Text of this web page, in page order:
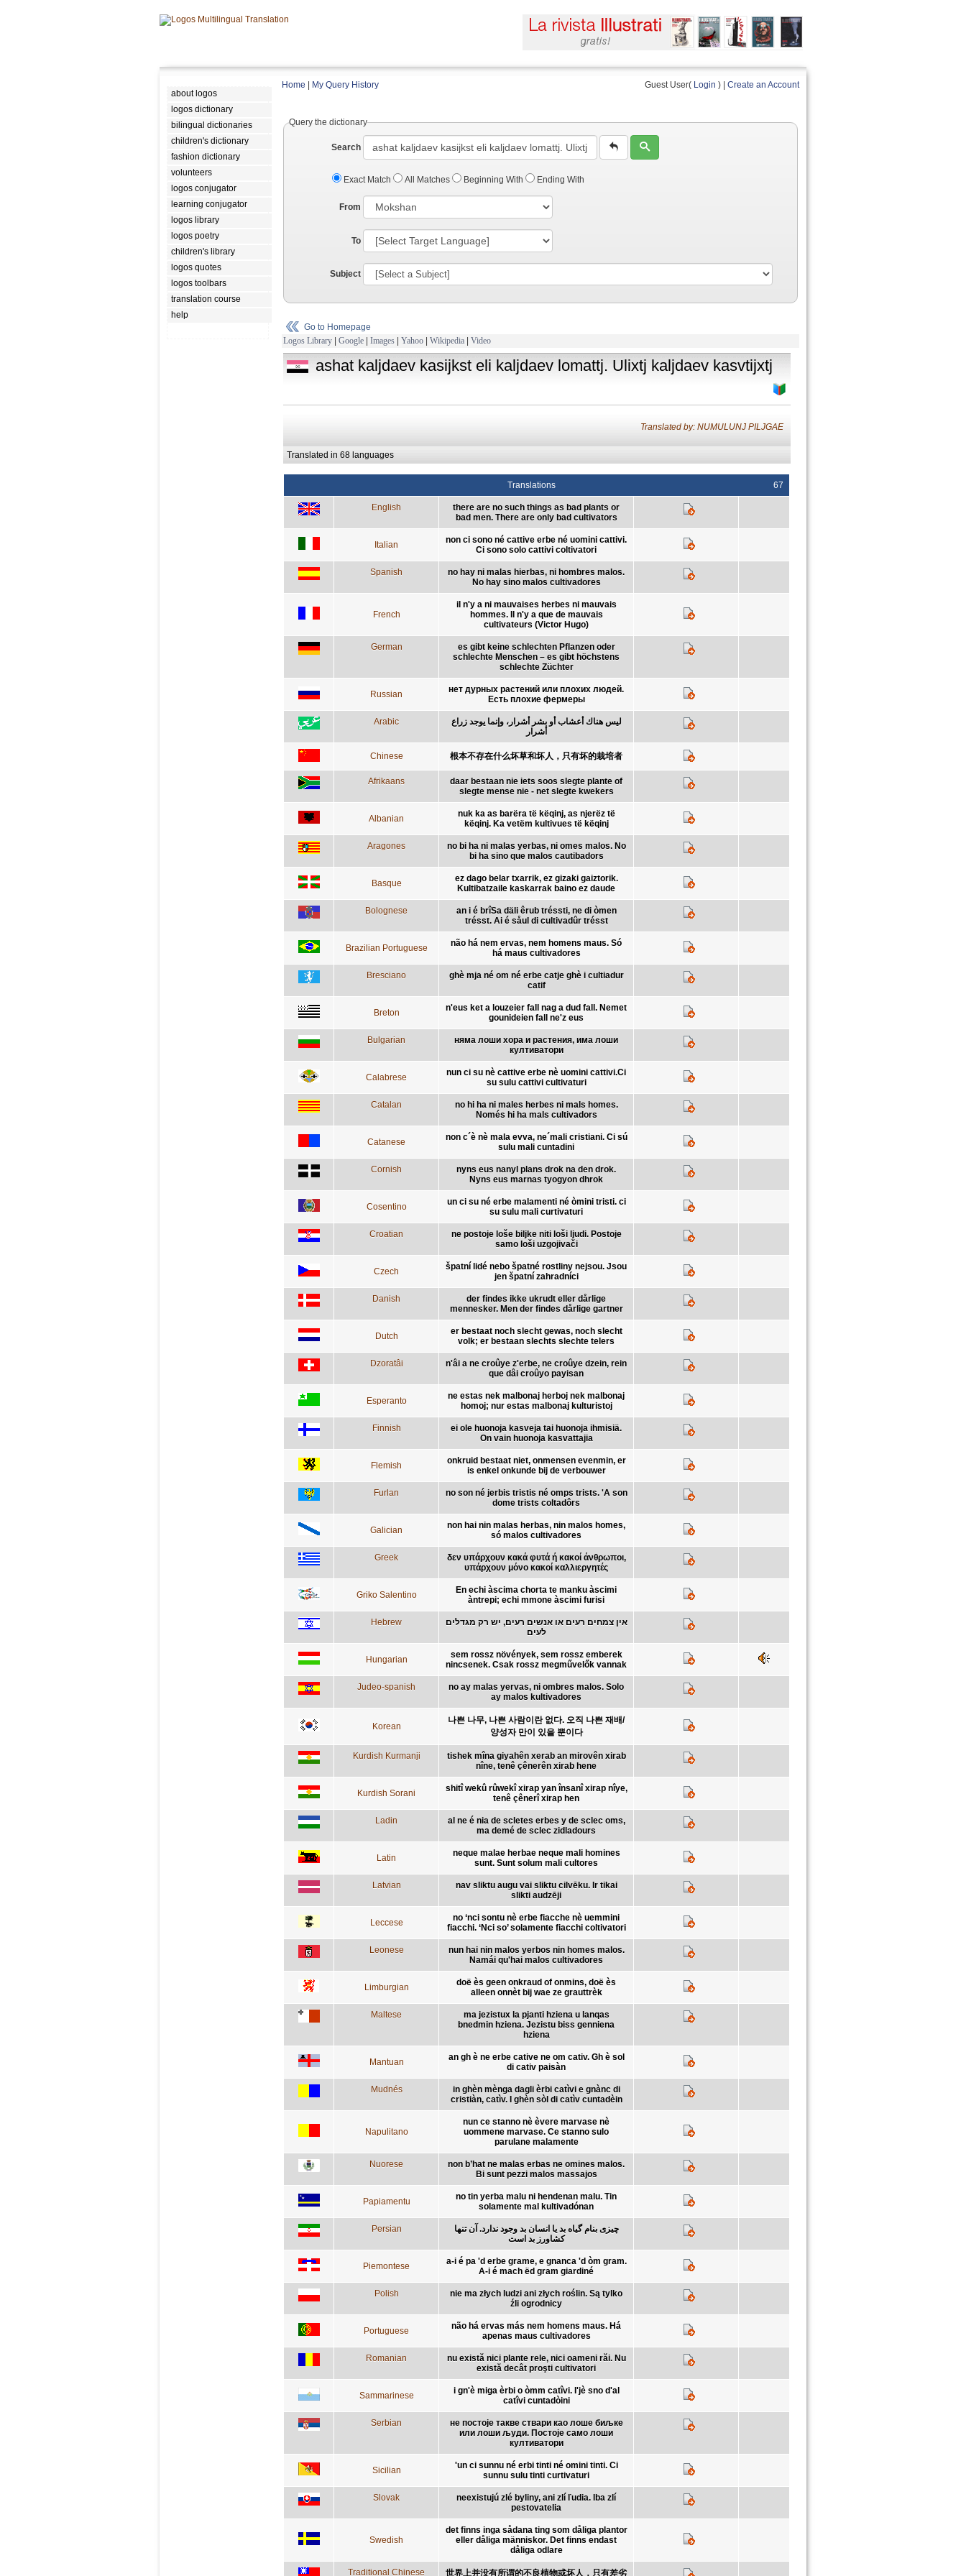
about logos
logos dictionary
bilingual dictionaries
children's dictionary
fashion dictionary
volunteers
logos conjugator
learning conjugator
logos library
logos poetry
children's library
logos quotes
logos toolbars
translation course
help
Home My Query History Guest User( Login ) | Create an Account
Query the dictionary
Search
Exact Match All Matches Beginning With Ending With
From
To
Subject
Go to Homepage
Logos Library | Google | Images | Yahoo | Wikipedia | Video
ashat kaljdaev kasijkst eli kaljdaev lomattj. Ulixtj kaljdaev kasvtijxtj
Translated by: NUMULUNJ PILJGAE
Translated in 68 languages
Translations 67
English
there are no such things as bad plants or
bad men. There are only bad cultivators
Italian
non ci sono né cattive erbe né uomini cattivi.
Ci sono solo cattivi coltivatori
Spanish
no hay ni malas hierbas, ni hombres malos.
No hay sino malos cultivadores
French
il n'y a ni mauvaises herbes ni mauvais
hommes. Il n'y a que de mauvais
cultivateurs (Victor Hugo)
German
es gibt keine schlechten Pflanzen oder
schlechte Menschen – es gibt höchstens
schlechte Züchter
Russian
нет дурных растений или плохих людей.
Есть плохие фермеры
Arabic
ليس هناك أعشاب أو بشر أشرار، وإنما يوجد زراع
أشرار
Chinese 根本不存在什么坏草和坏人，只有坏的栽培者
Afrikaans
daar bestaan nie iets soos slegte plante of
slegte mense nie - net slegte kwekers
Albanian
nuk ka as barëra të këqinj, as njerëz të
këqinj. Ka vetëm kultivues të këqinj
Aragones
no bi ha ni malas yerbas, ni omes malos. No
bi ha sino que malos cautibadors
Basque
ez dago belar txarrik, ez gizaki gaiztorik.
Kultibatzaile kaskarrak baino ez daude
Bolognese
an i é brîSa däli êrub tréssti, ne di òmen
trésst. Ai é såul di cultivadûr trésst
Brazilian Portuguese
não há nem ervas, nem homens maus. Só
há maus cultivadores
Bresciano
ghè mja né om né erbe catje ghè i cultiadur
catif
Breton
n'eus ket a louzeier fall nag a dud fall. Nemet
gounideien fall ne'z eus
Bulgarian
няма лоши хора и растения, има лоши
култиватори
Calabrese
nun ci su nè cattive erbe nè uomini cattivi.Ci
su sulu cattivi cultivaturi
Catalan
no hi ha ni males herbes ni mals homes.
Només hi ha mals cultivadors
Catanese
non c´è nè mala evva, ne´mali cristiani. Ci sú
sulu mali cuntadini
Cornish
nyns eus nanyl plans drok na den drok.
Nyns eus marnas tyogyon dhrok
Cosentino
un ci su né erbe malamenti né òmini tristi. ci
su sulu mali curtivaturi
Croatian
ne postoje loše biljke niti loši ljudi. Postoje
samo loši uzgojivači
Czech
špatní lidé nebo špatné rostliny nejsou. Jsou
jen špatní zahradníci
Danish
der findes ikke ukrudt eller dårlige
mennesker. Men der findes dårlige gartner
Dutch
er bestaat noch slecht gewas, noch slecht
volk; er bestaan slechts slechte telers
Dzoratâi
n'âi a ne croûye z'erbe, ne croûye dzein, rein
que dâi croûyo payisan
Esperanto
ne estas nek malbonaj herboj nek malbonaj
homoj; nur estas malbonaj kulturistoj
Finnish
ei ole huonoja kasveja tai huonoja ihmisiä.
On vain huonoja kasvattajia
Flemish
onkruid bestaat niet, onmensen evenmin, er
is enkel onkunde bij de verbouwer
Furlan
no son né jerbis tristis né omps trists. 'A son
dome trists coltadôrs
Galician
non hai nin malas herbas, nin malos homes,
só malos cultivadores
Greek
δεν υπάρχουν κακά φυτά ή κακοί άνθρωποι,
υπάρχουν μόνο κακοί καλλιεργητές
Griko Salentino
En echi àscima chorta te manku àscimi
àntrepi; echi mmone àscimi furisi
Hebrew
אין צמחים רעים או אנשים רעים, יש רק מגדלים
לעים
Hungarian
sem rossz növények, sem rossz emberek
nincsenek. Csak rossz megművelők vannak
Judeo-spanish
no ay malas yervas, ni ombres malos. Solo
ay malos kultivadores
Korean
나쁜 나무, 나쁜 사람이란 없다. 오직 나쁜 재배/
양성자 만이 있을 뿐이다
Kurdish Kurmanji
tishek mîna giyahên xerab an mirovên xirab
nîne, tenê çênerên xirab hene
Kurdish Sorani
shitî wekû rûwekî xirap yan însanî xirap nîye,
tenê çênerî xirap hen
Ladin
al ne é nia de scletes erbes y de sclec oms,
ma demé de sclec zidladours
Latin
neque malae herbae neque mali homines
sunt. Sunt solum mali cultores
Latvian
nav sliktu augu vai sliktu cilvēku. Ir tikai
slikti audzēji
Leccese
no ‘nci sontu nè erbe fiacche nè uemmini
fiacchi. ‘Nci so’ solamente fiacchi coltivatori
Leonese
nun hai nin malos yerbos nin homes malos.
Namái qu'hai malos cultivadores
Limburgian
doë ès geen onkraud of onmins, doë ès
alleen onnèt bij wae ze grauttrèk
Maltese
ma jezistux la pjanti hziena u lanqas
bnedmin hziena. Jezistu biss genniena
hziena
Mantuan
an gh è ne erbe cative ne om cativ. Gh è sol
di cativ paisàn
Mudnés
in ghèn mènga dagli èrbi catìvi e gnànc di
cristiàn, catìv. I ghèn sòl di catìv cuntadèin
Napulitano
nun ce stanno nè èvere marvase nè
uommene marvase. Ce stanno sulo
parulane malamente
Nuorese
non b’hat ne malas erbas ne omines malos.
Bi sunt pezzi malos massajos
Papiamentu
no tin yerba malu ni hendenan malu. Tin
solamente mal kultivadónan
Persian
چیزی بنام گیاه بد یا انسان بد وجود ندارد. آن تنها
کشاورز بد است
Piemontese
a-i é pa 'd erbe grame, e gnanca 'd òm gram.
A-i é mach ëd gram giardiné
Polish
nie ma złych ludzi ani złych roślin. Są tylko
źli ogrodnicy
Portuguese
não há ervas más nem homens maus. Há
apenas maus cultivadores
Romanian
nu există nici plante rele, nici oameni răi. Nu
există decât proşti cultivatori
Sammarinese
i gn'è miga èrbi o òmm catîvi. I'jè sno d'al
catîvi cuntadòini
Serbian
не постоје такве ствари као лоше биљке
или лоши људи. Постоје само лоши
култиватори
Sicilian
'un ci sunnu né erbi tinti né omini tinti. Ci
sunnu sulu tinti curtivaturi
Slovak
neexistujú zlé byliny, ani zlí ľudia. Iba zlí
pestovatelia
Swedish
det finns inga sådana ting som dåliga plantor
eller dåliga människor. Det finns endast
dåliga odlare
Traditional Chinese 世界上并没有所谓的不良植物或坏人，只有差劣